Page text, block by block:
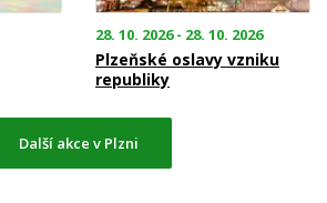
28. 10. 2026 - 28. 10. 2026
Plzeňské oslavy vzniku
republiky
Další akce v Plzni